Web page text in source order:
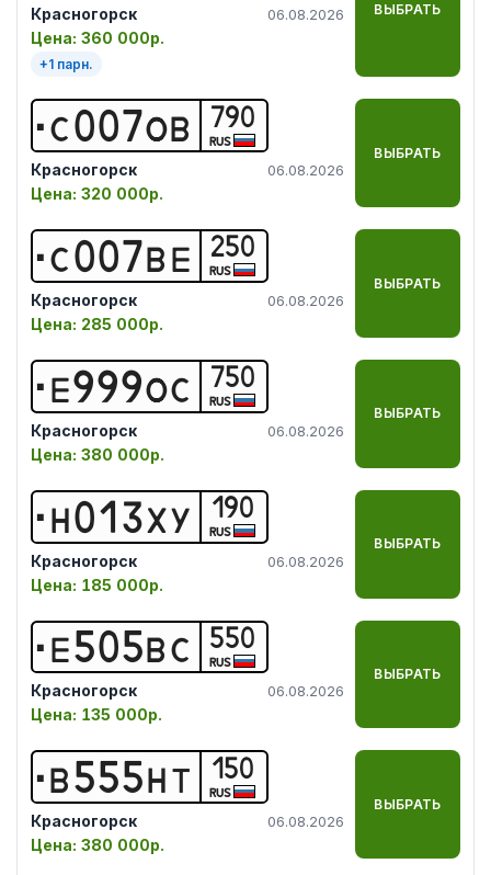
Е999ОС 750
RUS
Красногорск 06.08.2026
Цена: 380 000р.
ВЫБРАТЬ
Красногорск 06.08.2026
Цена: 360 000р.
+1 парн.
ВЫБРАТЬ
Н01 3ХУ 190
RUS
Красногорск 06.08.2026
Цена: 185 000р.
ВЫБРАТЬ
С007ОВ 790
RUS
Красногорск 06.08.2026
Цена: 320 000р.
ВЫБРАТЬ
Е505ВС 550
RUS
Красногорск 06.08.2026
Цена: 135 000р.
ВЫБРАТЬ
С007В Е 250
RUS
Красногорск 06.08.2026
Цена: 285 000р.
ВЫБРАТЬ
В555НТ 150
RUS
Красногорск 06.08.2026
Цена: 380 000р.
ВЫБРАТЬ